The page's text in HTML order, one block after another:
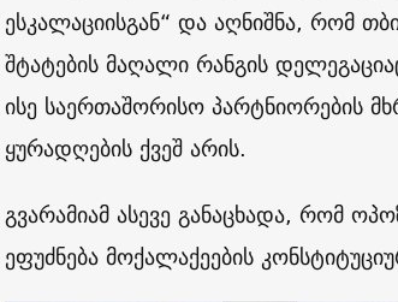
ესკალაციისგან“ და აღნიშნა, რომ
შტატების მაღალი რანგის
ისე საერთაშორისო პარტნიორების
ყურადღების ქვეშ არის.
გვარამიამ ასევე განაცხადა, რომ
ეფუძნება მოქალაქეების